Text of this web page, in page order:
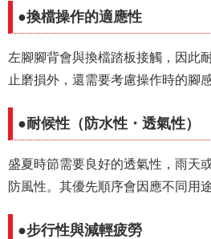
●換檔操作的適應性
左腳腳背會與換檔踏板接觸，因此
止磨損外，還需要考慮操作時的腳感
●耐候性（防水性・透氣性）
盛夏時節需要良好的透氣性，雨天
防風性。其優先順序會因應不同用
●步行性與減輕疲勞